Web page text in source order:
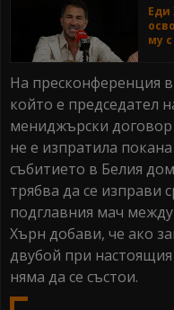
Еди
му с
На пресконференция
който е председател
мениджърски договор
не е изпратила
събитието в Белия
трябва да се изправи
подглавния мач
Хърн добави, че ако
двубой при
няма да се състои.